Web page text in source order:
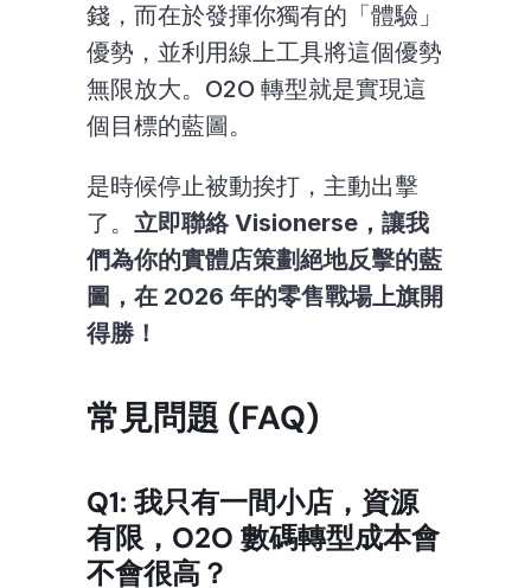
錢，而在於發揮你獨有的「體驗」
優勢，並利用線上工具將這個優勢
無限放大。O2O 轉型就是實現這
個目標的藍圖。
是時候停止被動挨打，主動出擊
了。 立即聯絡 Visionerse，讓我
們為你的實體店策劃絕地反擊的藍
圖，在 2026 年的零售戰場上旗開
得勝！
常見問題 (FAQ)
Q1: 我只有一間小店，資源
有限，O2O 數碼轉型成本會
不會很高？